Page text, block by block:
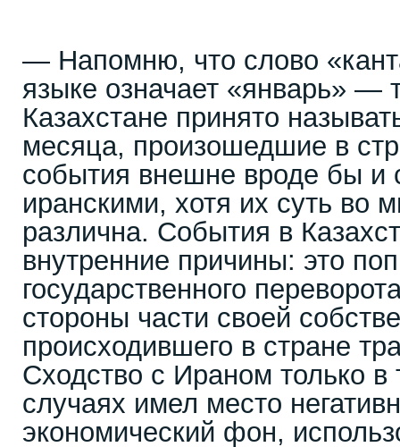
— Напомню, что слово
языке означает «январь» —
Казахстане принято
месяца, произошедшие в
события внешне вроде бы
иранскими, хотя их суть во
различна. События в
внутренние причины: это
государственного
стороны части своей
происходившего в стране
Сходство с Ираном только в
случаях имел место
экономический фон,